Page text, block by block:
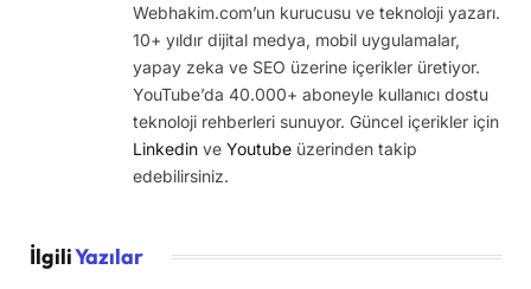
Webhakim.com’un kurucusu ve teknoloji yazarı.
10+ yıldır dijital medya, mobil uygulamalar,
yapay zeka ve SEO üzerine içerikler üretiyor.
YouTube’da 40.000+ aboneyle kullanıcı dostu
teknoloji rehberleri sunuyor. Güncel içerikler için
Linkedin ve Youtube üzerinden takip
edebilirsiniz.
İlgiliYazılar